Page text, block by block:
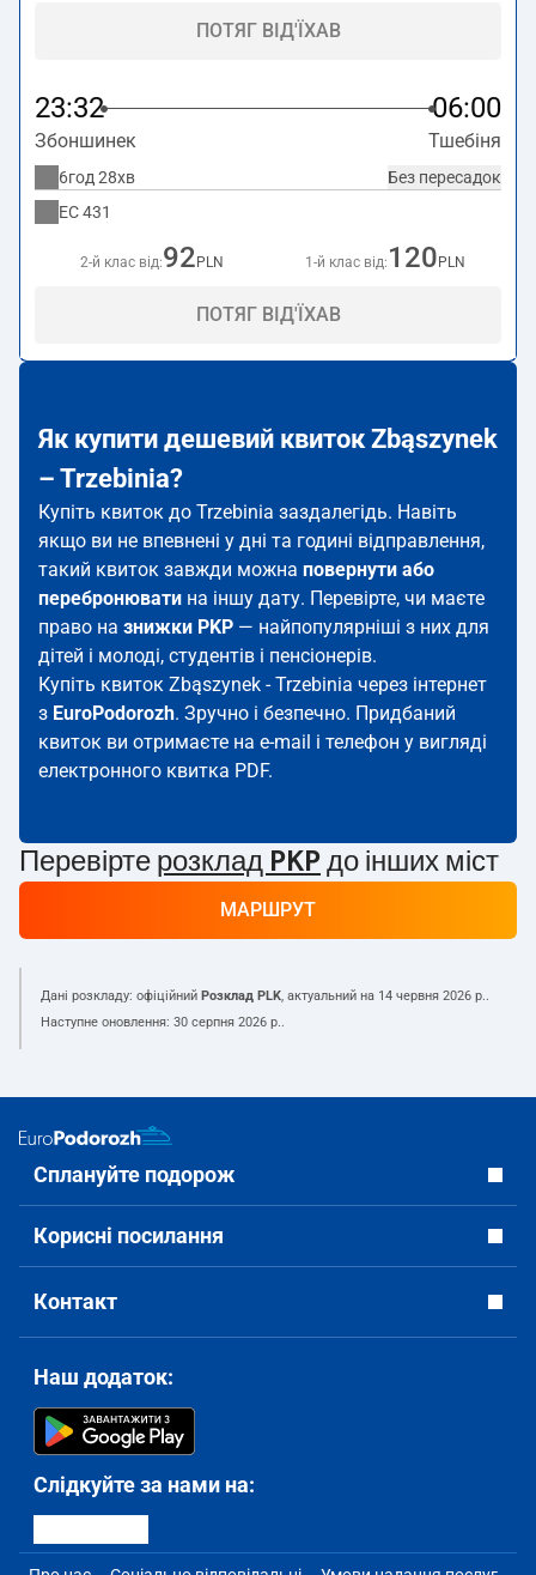
ПОТЯГ ВІД'ЇХАВ
23:32 06:00
Збоншинек Тшебіня
Без пересадок
6год 28хв
EC431
2-й клас від:92 PLN 1-й клас від: 120 PLN
ПОТЯГ ВІД'ЇХАВ
Як купити дешевий квиток Zbąszynek
– Trzebinia?
Купіть квиток до Trzebinia заздалегідь. Навіть
якщо ви не впевнені у дні та годині відправлення,
такий квиток завжди можна повернути або
перебронювати на іншу дату. Перевірте, чи маєте
право на знижки PKP — найпопулярніші з них для
дітей і молоді, студентів і пенсіонерів.
Купіть квиток Zbąszynek - Trzebinia через інтернет
з EuroPodorozh. Зручно і безпечно. Придбаний
квиток ви отримаєте на e-mail і телефон у вигляді
електронного квитка PDF.
Перевірте розклад PKP до інших міст
МАРШРУТ
Дані розкладу: офіційний Розклад PLK, актуальний на 14 червня 2026 р..
Наступне оновлення: 30 серпня 2026 р..
Сплануйте подорож
Корисні посилання
Контакт
Наш додаток:
Слідкуйте за нами на: